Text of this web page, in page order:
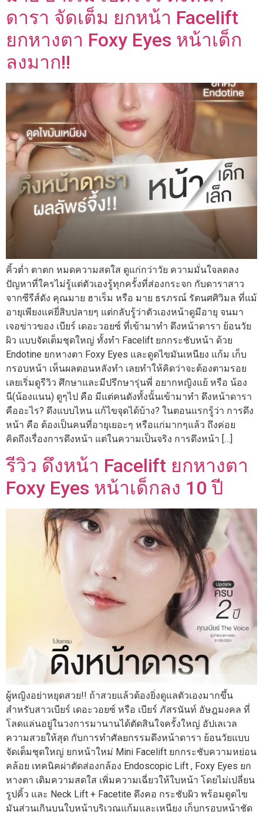
ดารา จัดเต็ม ยกหน้า Facelift
ยกหางตา Foxy Eyes หน้าเด็ก
ลงมาก!!
คิ้วต่ำ ตาตก หมดความสดใส ดูแก่กว่าวัย ความมั่นใจลดลง
ปัญหาที่ใครไม่รู้แต่ตัวเองรู้ทุกครั้งที่ส่องกระจก กับดาราสาว
จากซีรีส์ดัง คุณมาย ฮาเร็ม หรือ มาย ธรภรณ์ รัตนศศิวิมล ที่แม้
อายุเพียงแค่ยี่สิบปลายๆ แต่กลับรู้ว่าตัวเองหน้าดูมีอายุ จนมา
เจอข่าวของ เบียร์ เดอะวอยซ์ ที่เข้ามาทำ ดึงหน้าดารา ย้อนวัย
ผิว แบบจัดเต็มชุดใหญ่ ทั้งทำ Facelift ยกกระชับหน้า ด้วย
Endotine ยกหางตา Foxy Eyes และดูดไขมันเหนียง แก้ม เก็บ
กรอบหน้า เห็นผลตอนหลังทำ เลยทำให้คิดว่าจะต้องตามรอย
เลยเริ่มดูรีวิว ศึกษาและมีปรึกษารุ่นพี่ อยากหญิงแย้ หรือ น้อง
นี(น้องแนน) ดูๆไป คือ มีแต่คนดังทั้งนั้นเข้ามาทำ ดึงหน้าดารา
คืออะไร? ดึงแบบไหน แก้ไขจุดได้บ้าง? ในตอนแรกรู้ว่า การดึง
หน้า คือ ต้องเป็นคนที่อายุเยอะๆ หรือแก่มากๆแล้ว ถึงค่อย
คิดถึงเรื่องการดึงหน้า แต่ในความเป็นจริง การดึงหน้า […]
รีวิว ดึงหน้า Facelift ยกหางตา
Foxy Eyes หน้าเด็กลง 10 ปี
ผู้หญิงอย่าหยุดสวย!! ถ้าสวยแล้วต้องยิ่งดูแลตัวเองมากขึ้น
สำหรับสาวเบียร์ เดอะวอยซ์ หรือ เบียร์ ภัสรนันท์ อัษฎมงคล ที่
โลดแล่นอยู่ในวงการมานานได้ตัดสินใจครั้งใหญ่ อัปเลเวล
ความสวยให้สุด กับการทำศัลยกรรมดึงหน้าดารา ย้อนวัยแบบ
จัดเต็มชุดใหญ่ ยกหน้าใหม่ Mini Facelift ยกกระชับความหย่อน
คล้อย เทคนิคผ่าตัดส่องกล้อง Endoscopic Lift , Foxy Eyes ยก
หางตา เติมความสดใส เพิ่มความเฉี่ยวให้ใบหน้า โดยไม่เปลี่ยน
รูปคิ้ว และ Neck Lift + Facetite ดึงคอ กระชับผิว พร้อมดูดไข
มันส่วนเกินบนใบหน้าบริเวณแก้มและเหนียง เก็บกรอบหน้าชัด